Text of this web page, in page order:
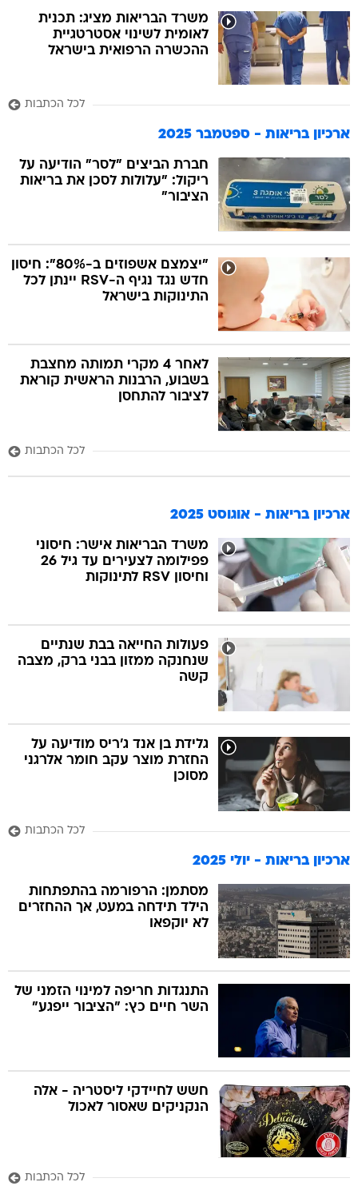
משרד הבריאות מציג: תכנית
לאומית לשינוי אסטרטגיית
ההכשרה הרפואית בישראל
לכל הכתבות
ארכיון בריאות - ספטמבר 2025
חברת הביצים "לסר" הודיעה על
ריקול: "עלולות לסכן את בריאות
הציבור"
"יצמצם אשפוזים ב-80%": חיסון
חדש נגד נגיף ה-RSV יינתן לכל
התינוקות בישראל
לאחר 4 מקרי תמותה מחצבת
בשבוע, הרבנות הראשית קוראת
לציבור להתחסן
לכל הכתבות
ארכיון בריאות - אוגוסט 2025
משרד הבריאות אישר: חיסוני
פפילומה לצעירים עד גיל 26
וחיסון RSV לתינוקות
פעולות החייאה בבת שנתיים
שנחנקה ממזון בבני ברק, מצבה
קשה
גלידת בן אנד ג'ריס מודיעה על
החזרת מוצר עקב חומר אלרגני
מסוכן
לכל הכתבות
ארכיון בריאות - יולי 2025
מסתמן: הרפורמה בהתפתחות
הילד תידחה במעט, אך ההחזרים
לא יוקפאו
התנגדות חריפה למינוי הזמני של
השר חיים כץ: "הציבור ייפגע"
חשש לחיידקי ליסטריה - אלה
הנקניקים שאסור לאכול
לכל הכתבות